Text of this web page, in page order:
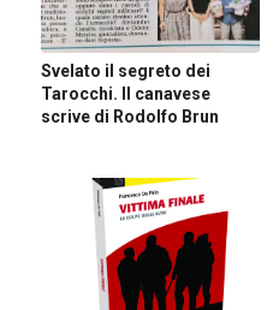
Svelato il segreto dei
Tarocchi. Il canavese
scrive di Rodolfo Brun